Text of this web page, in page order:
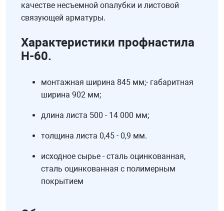
качестве несъемной опалубки и листовой
связующей арматуры.
Характеристики профнастила
Н-60.
монтажная ширина 845 мм;- габаритная
ширина 902 мм;
длина листа 500 - 14 000 мм;
толщина листа 0,45 - 0,9 мм.
исходное сырье - сталь оцинкованная,
сталь оцинкованная с полимерным
покрытием